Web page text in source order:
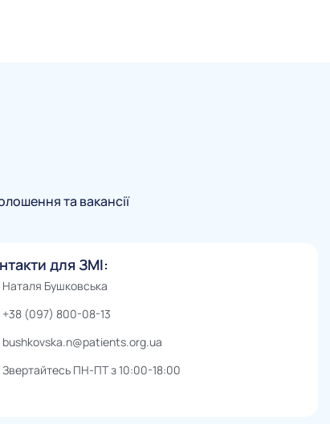
та вакансії
для ЗМІ:
Наталя Бушковська
+38 (097) 800-08-13
bushkovska.n@patients.org.ua
Звертайтесь ПН-ПТ з 10:00-18:00